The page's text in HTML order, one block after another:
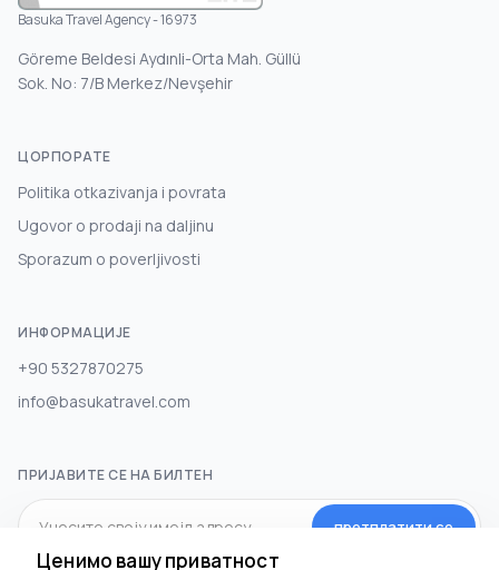
Basuka Travel Agency - 16973
Göreme Beldesi Aydınli-Orta Mah. Güllü
Sok. No: 7/B Merkez/Nevşehir
ЦОРПОРАТЕ
Politika otkazivanja i povrata
Ugovor o prodaji na daljinu
Sporazum o poverljivosti
ИНФОРМАЦИЈЕ
+90 5327870275
info@basukatravel.com
ПРИЈАВИТЕ СЕ НА БИЛТЕН
претплатити се
Ценимо вашу приватност